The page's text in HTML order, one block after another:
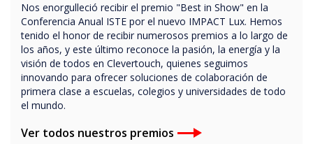
Nos enorgulleció recibir el premio "Best in Show" en la
Conferencia Anual ISTE por el nuevo IMPACT Lux. Hemos
tenido el honor de recibir numerosos premios a lo largo de
los años, y este último reconoce la pasión, la energía y la
visión de todos en Clevertouch, quienes seguimos
innovando para ofrecer soluciones de colaboración de
primera clase a escuelas, colegios y universidades de todo
el mundo.
Ver todos nuestros premios